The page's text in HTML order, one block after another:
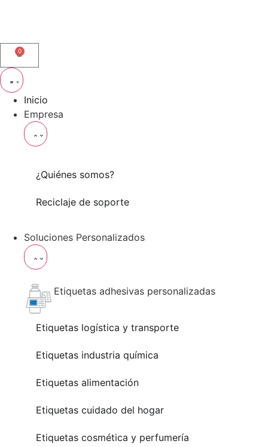
0
Inicio
Empresa
¿Quiénes somos?
Reciclaje de soporte
Soluciones Personalizados
Etiquetas adhesivas personalizadas
Etiquetas logística y transporte
Etiquetas industria química
Etiquetas alimentación
Etiquetas cuidado del hogar
Etiquetas cosmética y perfumería